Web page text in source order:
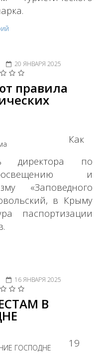
20 ЯНВАРЯ 2025
правила
Как
директора по
и
«Заповедного
в Крыму
паспортизации
16 ЯНВАРЯ 2025
В
19